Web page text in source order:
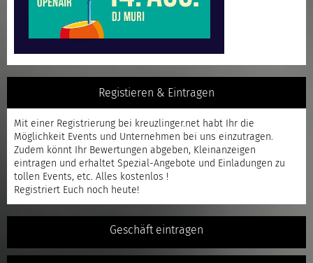
Registieren & Eintragen
Mit einer Registrierung bei kreuzlinger.net habt Ihr die
Möglichkeit Events und Unternehmen bei uns einzutragen.
Zudem könnt Ihr Bewertungen abgeben, Kleinanzeigen
eintragen und erhaltet Spezial-Angebote und Einladungen zu
tollen Events, etc. Alles kostenlos !
Registriert Euch noch heute!
Geschäft eintragen